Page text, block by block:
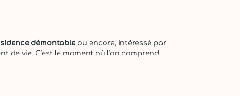
démontable ou encore, intéressé par
vie. C’est le moment où l’on comprend